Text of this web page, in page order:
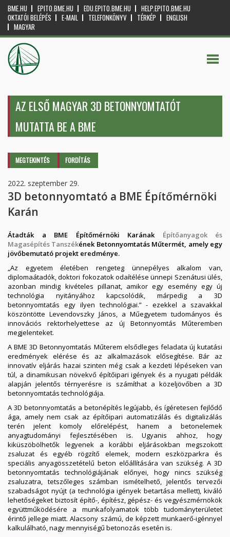
BME.HU EPITO.BME.HU EDU.EPITO.BME.HU
HELP.EPITO.BME.HU
OKTATÓI BELÉPÉS
E-MAIL TELEFONKÖNYV TÉRKÉP
ENGLISH
MAGYAR
AZ ELSŐ MAGYAR 3D BETONNYOMTATÓT
MUTATTA BE A BME
Elsődleges fülek
MEGTEKINTÉS (AKTÍVFORDÍTÁS
2022. szeptember 29.
3D betonnyomtató a BME Építőmérnöki
Karán
Átadták a BME Építőmérnöki Karának Építőanyagok és
Magasépítés Tanszékének Betonnyomtatás Műtermét, amely egy
jövőbemutató projekt eredménye.
„Az egyetem életében rengeteg ünnepélyes alkalom van,
diplomaátadók, doktori fokozatok odaítélése ünnepi Szenátusi ülés,
azonban mindig kivételes pillanat, amikor egy esemény egy új
technológia nyitányához kapcsolódik, márpedig a 3D
betonnyomtatás egy ilyen technológiai.” - ezekkel a szavakkal
köszöntötte Levendovszky János, a Műegyetem tudományos és
innovációs rektorhelyettese az új Betonnyomtás Műteremben
megjelenteket.
A BME 3D Betonnyomtatás Műterem elsődleges feladata új kutatási
eredmények elérése és az alkalmazások elősegítése. Bár az
innovatív eljárás hazai szinten még csak a kezdeti lépéseken van
túl, a dinamikusan növekvő építőipari igények és a nyugati példák
alapján jelentős térnyerésre is számíthat a közeljövőben a 3D
betonnyomtatás technológiája.
A 3D betonnyomtatás a betonépítés legújabb, és ígéretesen fejlődő
ága, amely nem csak az építőipari automatizálás és digitalizálás
terén jelent komoly előrelépést, hanem a betonelemek
anyagtudományi fejlesztésében is. Ugyanis ahhoz, hogy
kiküszöbölhetők legyenek a korábbi eljárásokban megszokott
zsaluzat és egyéb rögzítő elemek, modern eszközparkra és
speciális anyagösszetételű beton előállítására van szükség. A 3D
betonnyomtatás technológiájának előnyei, hogy nincs szükség
zsaluzatra, tetszőleges számban ismételhető, jelentős tervezői
szabadságot nyújt (a technológia igények betartása mellett), kiváló
lehetőségeket biztosít építő-, építész, gépész- és vegyészmérnökök
együttműködésére a munkafolyamatok több tudományterületet
érintő jellege miatt. Alacsony számú, de képzett munkaerő-igénnyel
kalkulálható, nagy mennyiségű betonozás esetén is.